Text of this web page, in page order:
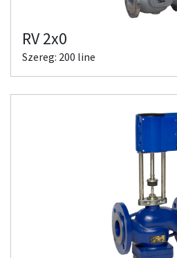
RV 2x0
Szereg: 200 line